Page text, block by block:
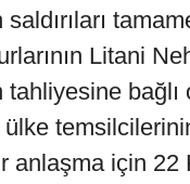
saldırıları
Litani
tahliyesine bağlı
anlaşma için 22